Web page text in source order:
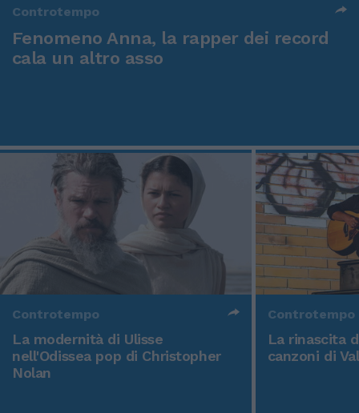
Controtempo
Fenomeno Anna, la rapper dei record
cala un altro asso
Controtempo
La modernità di Ulisse
nell'Odissea pop di Christopher
Nolan
Controtempo
La rinascita
canzoni di